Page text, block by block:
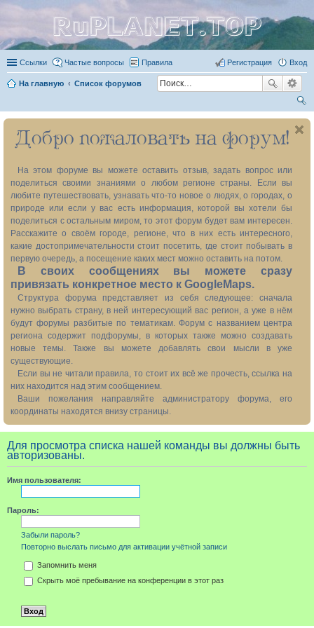
RuPLANET.TOP
Ссылки Частые вопросы Правила Вход
Регистрация
На главную Список форумов
ои
ск
Добро пожаловать на форум!
На этом форуме вы можете оставить отзыв, задать вопрос или
поделиться своими знаниями о любом регионе страны. Если вы
любите путешествовать, узнавать что-то новое о людях, о городах, о
природе или если у вас есть информация, которой вы хотели бы
поделиться с остальным миром, то этот форум будет вам интересен.
Расскажите о своём городе, регионе, что в них есть интересного,
какие достопримечательности стоит посетить, где стоит побывать в
первую очередь, а посещение каких мест можно оставить на потом.
В своих сообщениях вы можете сразу
привязать конкретное место к GoogleMaps.
Структура форума представляет из себя следующее: сначала
нужно выбрать страну, в ней интересующий вас регион, а уже в нём
будут форумы разбитые по тематикам. Форум с названием центра
региона содержит подфорумы, в которых также можно создавать
новые темы. Также вы можете добавлять свои мысли в уже
существующие.
Если вы не читали правила, то стоит их всё же прочесть, ссылка на
них находится над этим сообщением.
Ваши пожелания направляйте администратору форума, его
координаты находятся внизу страницы.
Для просмотра списка нашей команды вы должны быть
авторизованы.
Имя пользователя:
Пароль:
Забыли пароль?
Повторно выслать письмо для активации учётной записи
Запомнить меня
Скрыть моё пребывание на конференции в этот раз